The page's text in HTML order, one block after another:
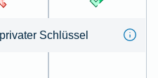
Schlüssel